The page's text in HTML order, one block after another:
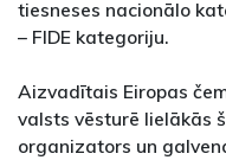
tiesneses nacionālo
– FIDE kategoriju.
Aizvadītais Eiropas
valsts vēsturē lielākās
organizators un